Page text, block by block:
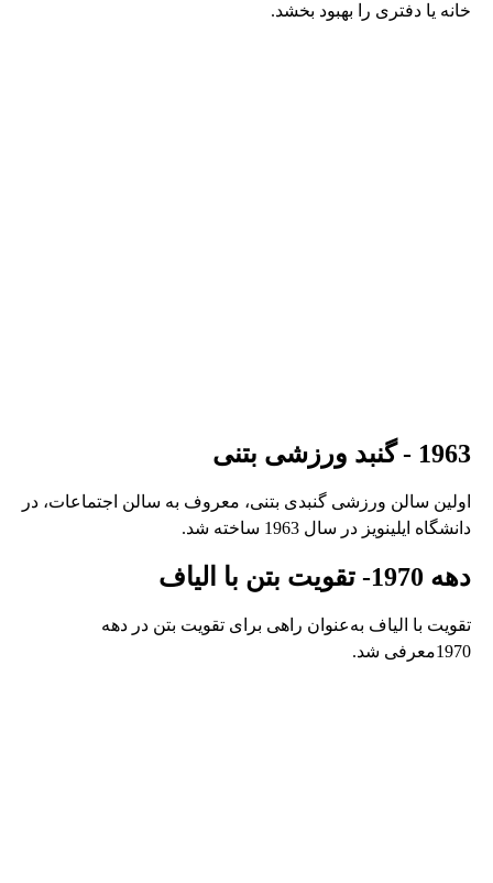
خانه یا دفتری را بهبود بخشد.
1963 - گنبد ورزشی بتنی
اولین سالن ورزشی گنبدی بتنی، معروف به سالن اجتماعات، در
دانشگاه ایلینویز در سال 1963 ساخته شد.
دهه 1970- تقویت بتن با الیاف
تقویت با الیاف به‌عنوان راهی برای تقویت بتن در دهه
1970معرفی شد.